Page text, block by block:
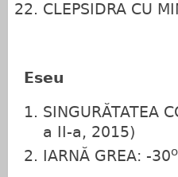
CLEPSIDRA CU
Eseu
SINGURĂTATEA
a II-a, 2015)
IARNĂ GREA: -30o